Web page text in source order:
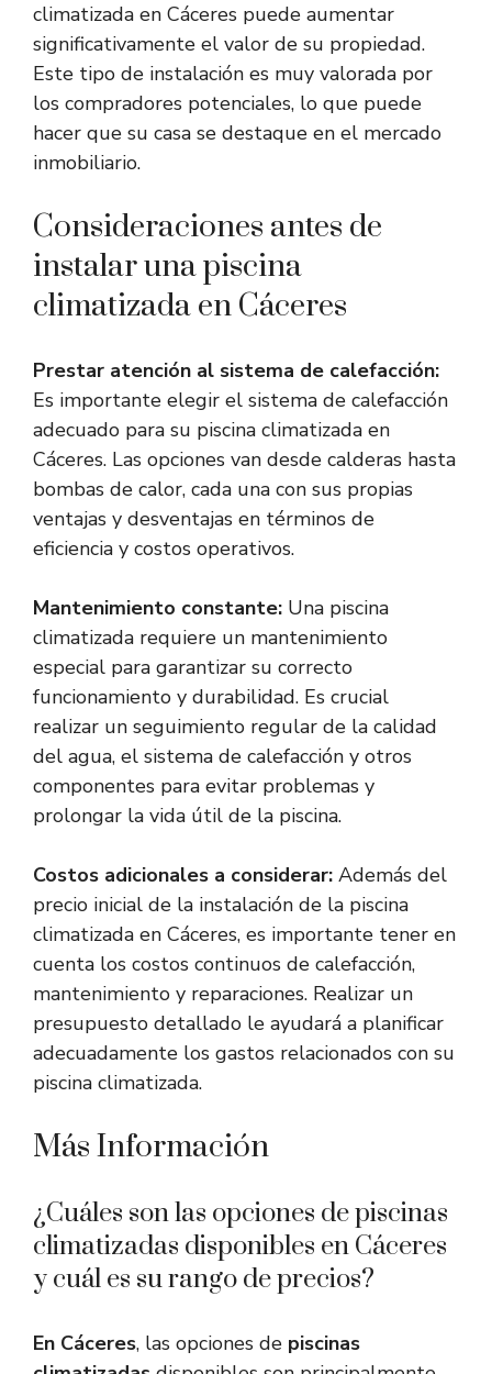
climatizada en Cáceres puede aumentar
significativamente el valor de su propiedad.
Este tipo de instalación es muy valorada por
los compradores potenciales, lo que puede
hacer que su casa se destaque en el mercado
inmobiliario.
Consideraciones antes de
instalar una piscina
climatizada en Cáceres
Prestar atención al sistema de calefacción:
Es importante elegir el sistema de calefacción
adecuado para su piscina climatizada en
Cáceres. Las opciones van desde calderas hasta
bombas de calor, cada una con sus propias
ventajas y desventajas en términos de
eficiencia y costos operativos.
Mantenimiento constante: Una piscina
climatizada requiere un mantenimiento
especial para garantizar su correcto
funcionamiento y durabilidad. Es crucial
realizar un seguimiento regular de la calidad
del agua, el sistema de calefacción y otros
componentes para evitar problemas y
prolongar la vida útil de la piscina.
Costos adicionales a considerar: Además del
precio inicial de la instalación de la piscina
climatizada en Cáceres, es importante tener en
cuenta los costos continuos de calefacción,
mantenimiento y reparaciones. Realizar un
presupuesto detallado le ayudará a planificar
adecuadamente los gastos relacionados con su
piscina climatizada.
Más Información
¿Cuáles son las opciones de piscinas
climatizadas disponibles en Cáceres
y cuál es su rango de precios?
En Cáceres, las opciones de piscinas